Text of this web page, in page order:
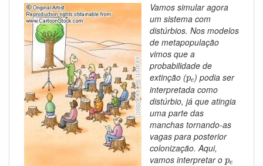
Vamos simular agora
um sistema com
distúrbios. Nos modelos
de metapopulação
vimos que a
probabilidade de
extinção (pe
pe) podia ser
interpretada como
distúrbio, já que atingia
uma parte das
manchas tornando-as
vagas para posterior
colonização. Aqui,
vamos interpretar o pe
pe